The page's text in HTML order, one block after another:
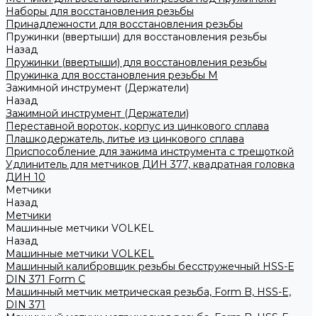
Наборы для восстановления резьбы
Принадлежности для восстановления резьбы
Пружинки (ввертыши) для восстановления резьбы
Назад
Пружинки (ввертыши) для восстановления резьбы
Пружинка для восстановления резьбы M
Зажимной инструмент (Держатели)
Назад
Зажимной инструмент (Держатели)
Переставной вороток, корпус из цинкового сплава
Плашкодержатель, литье из цинкового сплава
Приспособление для зажима инструмента с трещоткой
Удлинитель для метчиков ДИН 377, квадратная головка
ДИН 10
Метчики
Назад
Метчики
Машинные метчики VOLKEL
Назад
Машинные метчики VOLKEL
Машинный калибровщик резьбы бесстружечный HSS-Е
DIN 371 Form C
Машинный метчик метрическая резьба, Form B, HSS-E,
DIN 371